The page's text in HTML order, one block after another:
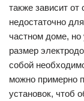
также зависит от
недостаточно
частном доме, но
размер
собой
можно примерно
установок, чтоб